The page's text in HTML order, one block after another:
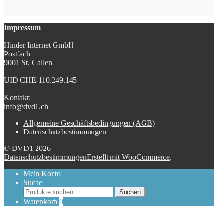
Impressum
Hinder Internet GmbH
Postfach
9001 St. Gallen
UID CHE-110.249.145
Kontakt:
info@dvd1.ch
Allgemeine Geschäftsbedingungen (AGB)
Datenschutzbestimmungen
© DVD1 2026
DatenschutzbestimmungenErstellt mit WooCommerce.
Mein Konto
Suche
Suchen
nach:
Suchen
Warenkorb 0